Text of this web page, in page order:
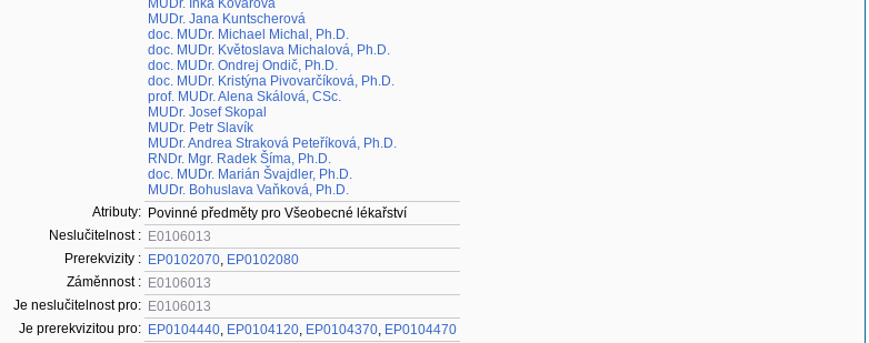
MUDr. Inka Kovářová
MUDr. Jana Kuntscherová
doc. MUDr. Michael Michal, Ph.D.
doc. MUDr. Květoslava Michalová, Ph.D.
doc. MUDr. Ondrej Ondič, Ph.D.
doc. MUDr. Kristýna Pivovarčíková, Ph.D.
prof. MUDr. Alena Skálová, CSc.
MUDr. Josef Skopal
MUDr. Petr Slavík
MUDr. Andrea Straková Peteříková, Ph.D.
RNDr. Mgr. Radek Šíma, Ph.D.
doc. MUDr. Marián Švajdler, Ph.D.
MUDr. Bohuslava Vaňková, Ph.D.
Atributy: Povinné předměty pro Všeobecné lékařství
Neslučitelnost : E0106013
Prerekvizity : EP0102070, EP0102080
Záměnnost : E0106013
Je neslučitelnost pro: E0106013
Je prerekvizitou pro: EP0104440, EP0104120, EP0104370, EP0104470